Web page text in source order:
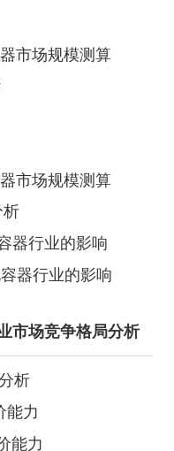
市场规模测算
市场规模测算
析
器行业的影响
器行业的影响
市场竞争格局分析
析
能力
能力